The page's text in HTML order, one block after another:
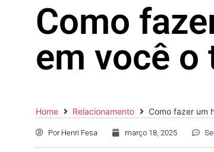
Como
em você o
Home Relacionamento Como fazer um
PorHenri Fesa março 18, 2025